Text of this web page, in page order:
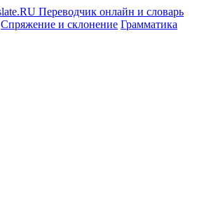
Спряжение и склонение Грамматика